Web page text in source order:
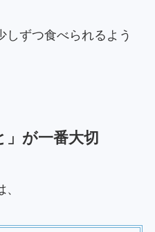
しずつ食べられるよう
が一番大切